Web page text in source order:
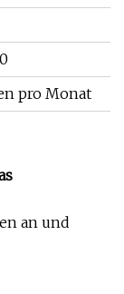
pro Monat
an und